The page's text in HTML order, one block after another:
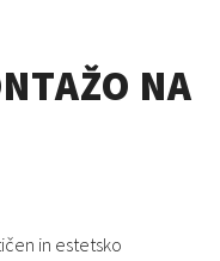
NA
in estetsko